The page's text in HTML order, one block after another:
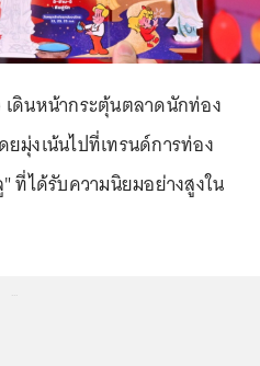
เดินหน้ากระตุ้นตลาดนักท่อง
ยมุ่งเน้นไปที่เทรนด์การท่อง
ที่ได้รับความนิยมอย่างสูงใน